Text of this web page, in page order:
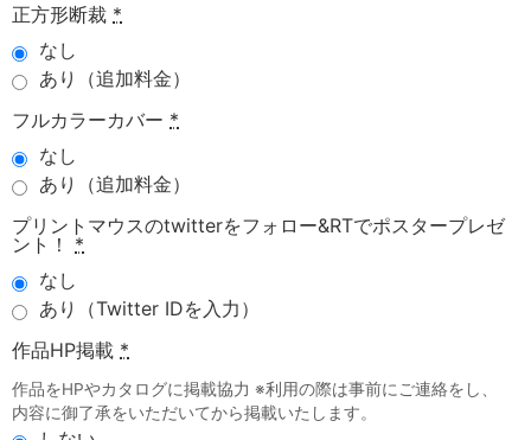
正方形断裁 *
なし
あり（追加料金）
フルカラーカバー *
なし
あり（追加料金）
プリントマウスのtwitterをフォロー&RTでポスタープレゼ
ント！
*
なし
あり（Twitter IDを入力）
作品HP掲載 *
作品をHPやカタログに掲載協力 ※利用の際は事前にご連絡をし、
内容に御了承をいただいてから掲載いたします。